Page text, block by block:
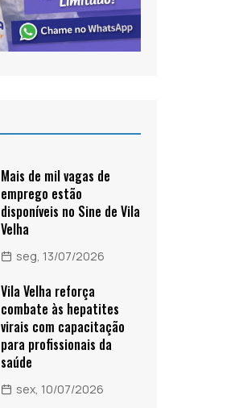
Mais de mil vagas de
emprego estão
disponíveis no Sine de Vila
Velha
seg, 13/07/2026
Vila Velha reforça
combate às hepatites
virais com capacitação
para profissionais da
saúde
sex, 10/07/2026